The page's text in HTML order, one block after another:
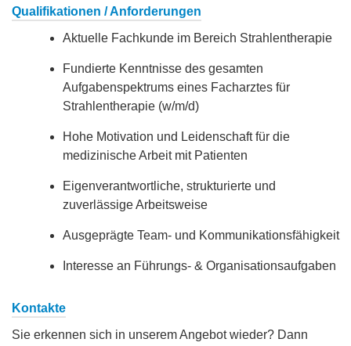
Qualifikationen / Anforderungen
Aktuelle Fachkunde im Bereich Strahlentherapie
Fundierte Kenntnisse des gesamten
Aufgabenspektrums eines Facharztes für
Strahlentherapie (w/m/d)
Hohe Motivation und Leidenschaft für die
medizinische Arbeit mit Patienten
Eigenverantwortliche, strukturierte und
zuverlässige Arbeitsweise
Ausgeprägte Team- und Kommunikationsfähigkeit
Interesse an Führungs- & Organisationsaufgaben
Kontakte
Sie erkennen sich in unserem Angebot wieder? Dann